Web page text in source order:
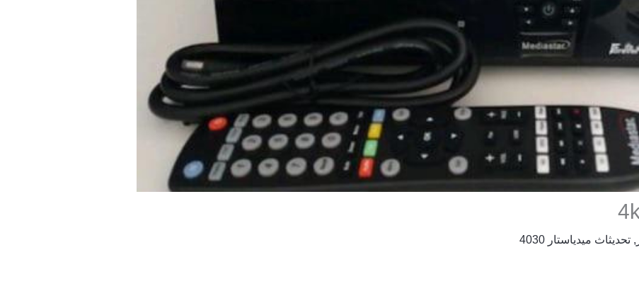
, تحديثاث ميدياستار 4030